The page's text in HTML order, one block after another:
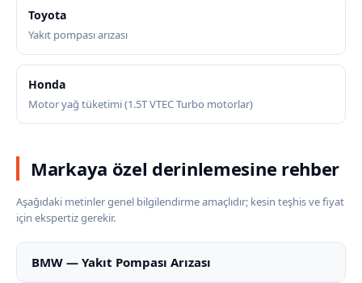
Toyota
Yakıt pompası arızası
Honda
Motor yağ tüketimi (1.5T VTEC Turbo motorlar)
Markaya özel derinlemesine rehber
Aşağıdaki metinler genel bilgilendirme amaçlıdır; kesin teşhis ve fiyat
için ekspertiz gerekir.
BMW — Yakıt Pompası Arızası